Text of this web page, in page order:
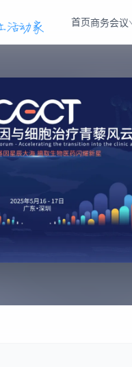
首页商务会议